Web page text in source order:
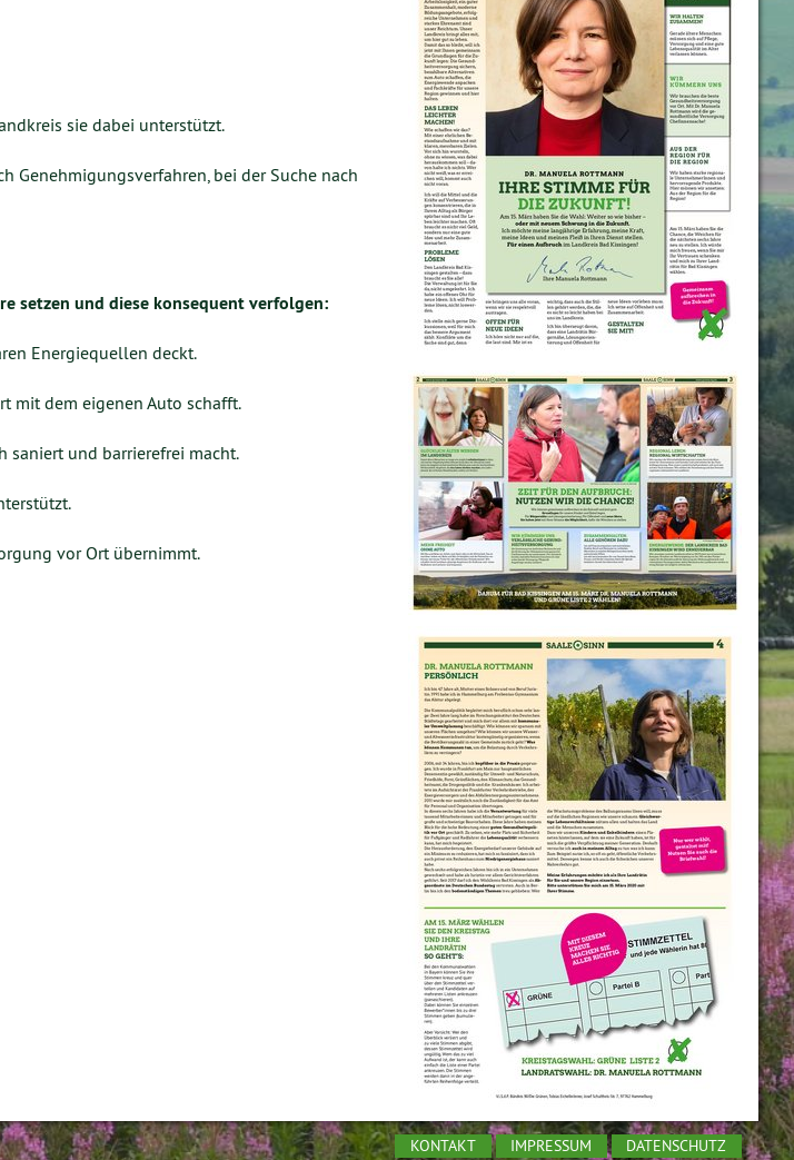
sie dabei unterstützt.
Genehmigungsverfahren, bei der Suche nach
setzen und diese konsequent verfolgen:
Energiequellen deckt.
mit dem eigenen Auto schafft.
saniert und barrierefrei macht.
vor Ort übernimmt.
KONTAKT IMPRESSUM DATENSCHUTZ